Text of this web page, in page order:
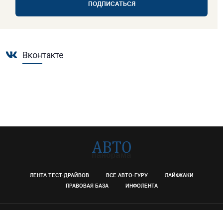
ПОДПИСАТЬСЯ
Вконтакте
ЛЕНТА ТЕСТ-ДРАЙВОВ ВСЕ АВТО-ГУРУ
ЛАЙФХАКИ
ПРАВОВАЯ БАЗА
ИНФОЛЕНТА